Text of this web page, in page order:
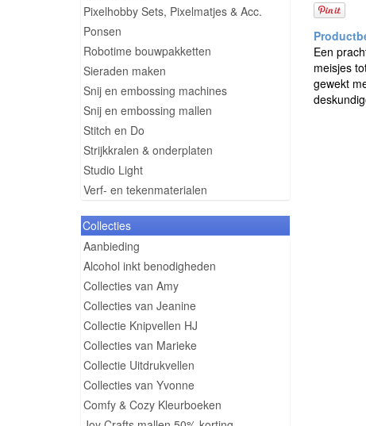
Pixelhobby Sets, Pixelmatjes & Acc.
Ponsen
Robotime bouwpakketten
Sieraden maken
Snij en embossing machines
Snij en embossing mallen
Stitch en Do
Strijkkralen & onderplaten
Studio Light
Verf- en tekenmaterialen
Collecties
Aanbieding
Alcohol inkt benodigheden
Collecties van Amy
Collecties van Jeanine
Collectie Knipvellen HJ
Collecties van Marieke
Collectie Uitdrukvellen
Collecties van Yvonne
Comfy & Cozy Kleurboeken
Een
meisjes
gewekt